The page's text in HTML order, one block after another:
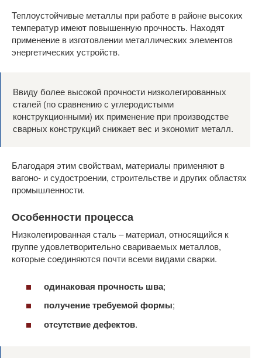
Теплоустойчивые металлы при работе в районе высоких
температур имеют повышенную прочность. Находят
применение в изготовлении металлических элементов
энергетических устройств.
Ввиду более высокой прочности низколегированных
сталей (по сравнению с углеродистыми
конструкционными) их применение при производстве
сварных конструкций снижает вес и экономит металл.
Благодаря этим свойствам, материалы применяют в
вагоно- и судостроении, строительстве и других областях
промышленности.
Особенности процесса
Низколегированная сталь – материал, относящийся к
группе удовлетворительно свариваемых металлов,
которые соединяются почти всеми видами сварки.
одинаковая прочность шва;
получение требуемой формы;
отсутствие дефектов.